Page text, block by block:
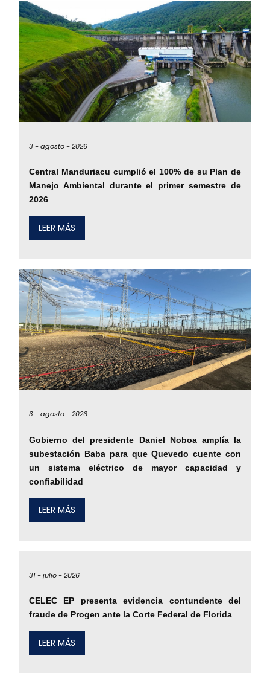
3 -agosto -2026
Central Manduriacu cumplió el 100% de su Plan de
Manejo Ambiental durante el primer semestre de
2026
LEER MÁS
3 -agosto -2026
Gobierno del presidente Daniel Noboa amplía la
subestación Baba para que Quevedo cuente con
un sistema eléctrico de mayor capacidad y
confiabilidad
LEER MÁS
31 -julio -2026
CELEC EP presenta evidencia contundente del
fraude de Progen ante la Corte Federal de Florida
LEER MÁS